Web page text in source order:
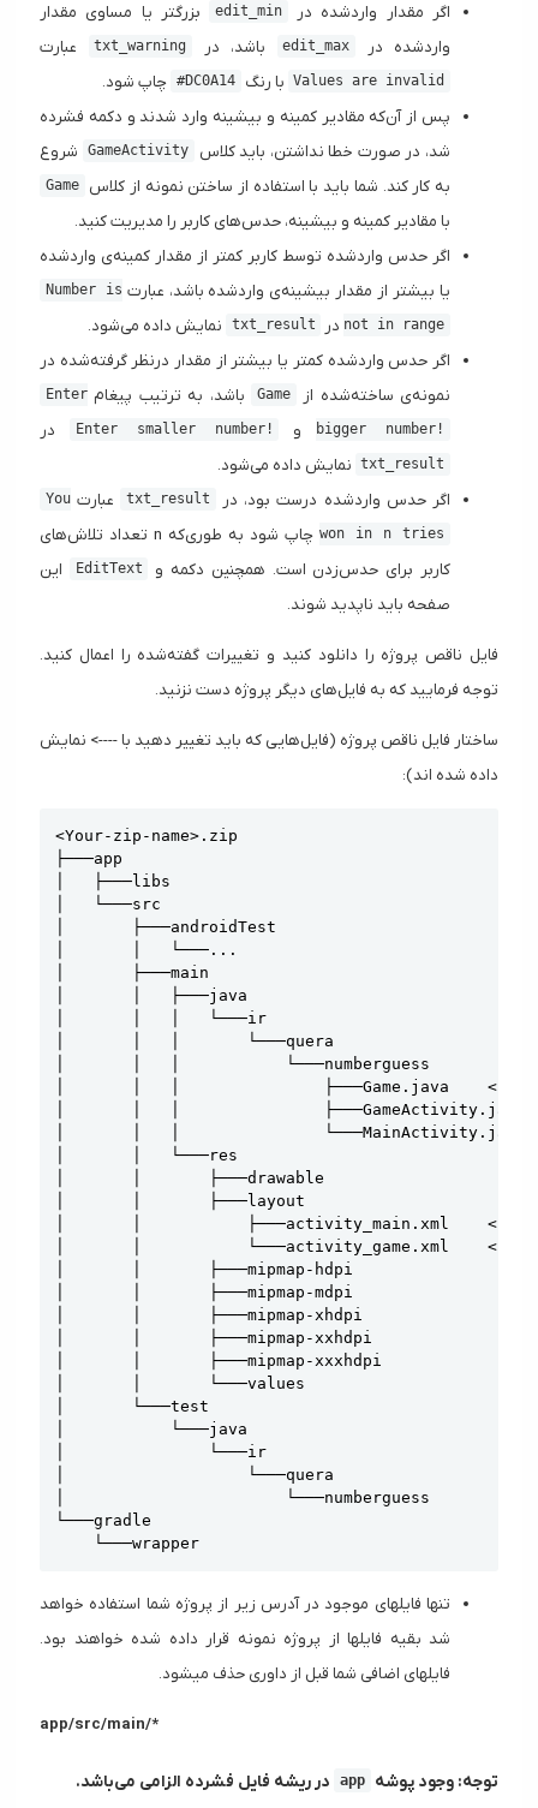
اگر مقدار واردشده در
edit_min
بزرگتر یا مساوی مقدار
واردشده در
edit_max باشد، در txt_warning عبارت
Values are invalid با رنگ #DC0A14 چاپ شود.
پس از آن‌که مقادیر کمینه و بیشینه وارد شدند و دکمه‌ فشرده
شد، در صورت خطا نداشتن، باید کلاس
GameActivity
شروع
به کار کند. شما باید با استفاده از ساختن نمونه از کلاس
Game
با مقادیر کمینه و بیشینه، حدس‌های کاربر را مدیریت کنید.
اگر حدس واردشده توسط کاربر کمتر از مقدار کمینه‌ی واردشده
یا بیشتر از مقدار بیشینه‌ی واردشده باشد، عبارت Number is
not in range در txt_result
نمایش داده می‌شود.
اگر حدس واردشده کمتر یا بیشتر از مقدار درنظر گرفته‌شده در
نمونه‌ی ساخته‌شده از
Game باشد، به ترتیب پیغامEnter
bigger number! و Enter smaller number! در
txt_result نمایش داده می‌شود.
اگر حدس واردشده درست بود، در
txt_result عبارتYou
won in n tries
چاپ شود به طوری‌که n تعداد تلاش‌های
کاربر برای حدس‌زدن است. همچنین دکمه و
EditText
این
صفحه باید ناپدید شوند.
فایل ناقص پروژه را دانلود کنید و تغییرات گفته‌شده را اعمال کنید.
توجه فرمایید که به فایل‌های دیگر پروژه دست نزنید.
ساختار فایل ناقص پروژه (فایل‌هایی که باید تغییر دهید با ----> نمایش
داده شده اند):
<Your-zip-name>.zip
├───app
│   ├───libs
│   └───src
│       ├───androidTest
│       │   └───...
│       ├───main
│       │   ├───java
│       │   │   └───ir
│       │   │       └───quera
│       │   │           └───numberguess
│       │   │               ├───Game.java    <----
│       │   │
│       │   │
│       │   └───res
│       │       ├───drawable
│       │       ├───layout
│       │           ├───activity_main.xml    <----
│       │           └───activity_game.xml    <----
│       │       ├───mipmap-hdpi
│       │       ├───mipmap-mdpi
│       │       ├───mipmap-xhdpi
│       │       ├───mipmap-xxhdpi
│       │       ├───mipmap-xxxhdpi
│       │       └───values
│       └───test
│           └───java
│               └───ir
│                   └───quera
│                       └───numberguess
└───gradle
    └───wrapper
تنها فایلهای موجود در آدرس زیر از پروژه شما استفاده خواهد
شد بقیه فایلها از پروژه نمونه قرار داده شده خواهند بود.
فایلهای اضافی شما قبل از داوری حذف میشود.
app/src/main/*
توجه: وجود پوشه app در ریشه فایل فشرده الزامی می‌باشد.